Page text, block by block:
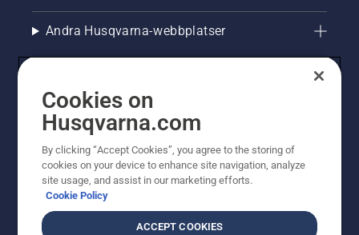
Andra Husqvarna-webbplatser
© Husqvarna AB (publ). All rights reserved. Priserna
som visas är rekommenderade cirkapriser. Alla angivna
Cookies on
Husqvarna.com
By clicking “Accept Cookies”, you agree to the storing of
cookies on your device to enhance site navigation, analyze
site usage, and assist in our marketing efforts.
Cookie Policy
ACCEPT COOKIES